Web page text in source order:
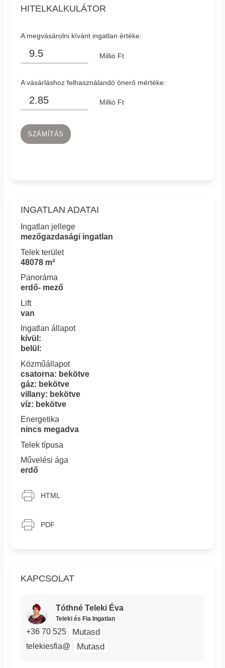
HITELKALKULÁTOR
A megvásárolni kívánt ingatlan értéke:
Millió Ft
A vásárláshoz felhasználandó önerő mértéke:
Millió Ft
SZÁMÍTÁS
KAPCSOLAT
Tóthné Teleki Éva
Teleki és Fia Ingatlan
+36 70 525 Mutasd
telekiesfia@ Mutasd
INGATLAN ADATAI
Ingatlan jellege
mezőgazdasági ingatlan
Telek terület
48078 m²
Panoráma
erdő- mező
Lift
van
Ingatlan állapot
kívül:
belül:
Közműállapot
csatorna: bekötve
gáz: bekötve
villany: bekötve
víz: bekötve
Energetika
nincs megadva
Telek típusa
Művelési ága
erdő
HTML
PDF